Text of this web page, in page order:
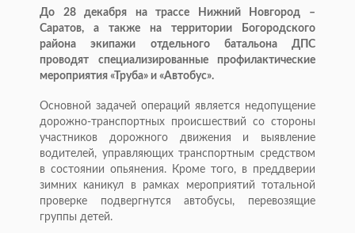
До 28 декабря на трассе Нижний Новгород –
Саратов, а также на территории Богородского
района экипажи отдельного батальона ДПС
проводят специализированные профилактические
мероприятия «Труба» и «Автобус».
Основной задачей операций является недопущение
дорожно-транспортных происшествий со стороны
участников дорожного движения и выявление
водителей, управляющих транспортным средством
в состоянии опьянения. Кроме того, в преддверии
зимних каникул в рамках мероприятий тотальной
проверке подвергнутся автобусы, перевозящие
группы детей.